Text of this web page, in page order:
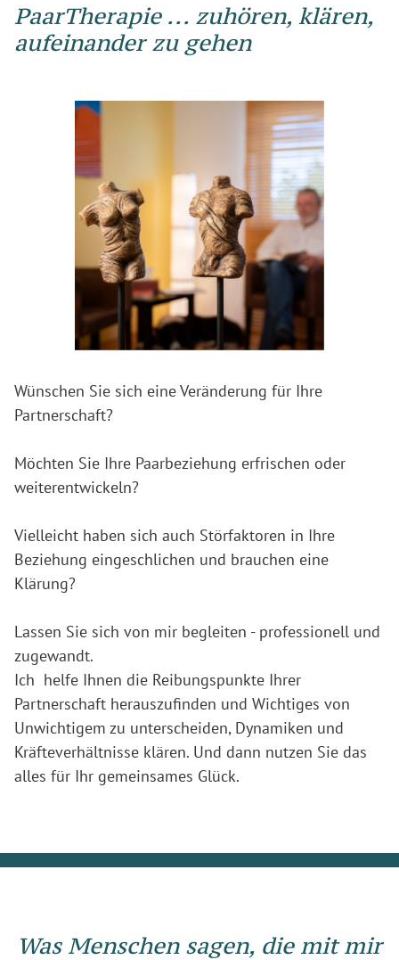
PaarTherapie ... zuhören, klären,
aufeinander zu gehen
Wünschen Sie sich eine Veränderung für Ihre
Partnerschaft?
Möchten Sie Ihre Paarbeziehung erfrischen oder
weiterentwickeln?
Vielleicht haben sich auch Störfaktoren in Ihre
Beziehung eingeschlichen und brauchen eine
Klärung?
Lassen Sie sich von mir begleiten - professionell und
zugewandt.
Ich helfe Ihnen die Reibungspunkte Ihrer
Partnerschaft herauszufinden und Wichtiges von
Unwichtigem zu unterscheiden, Dynamiken und
Kräfteverhältnisse klären. Und dann nutzen Sie das
alles für Ihr gemeinsames Glück.
Was Menschen sagen, die mit mir